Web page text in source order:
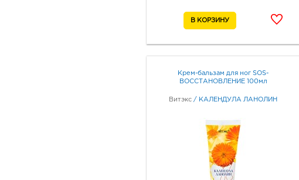
Крем-бальзам для ног SOS-
ВОССТАНОВЛЕНИЕ 100мл
Витэкс / КАЛЕНДУЛА ЛАНОЛИН